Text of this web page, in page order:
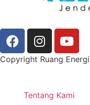
Copyright Ruang
Tentang Kami